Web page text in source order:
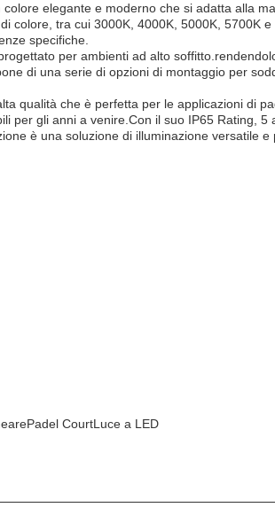
elegante e moderno che si adatta alla
colore, tra cui 3000K, 4000K, 5000K, 5700K
specifiche.
per ambienti ad alto
di una serie di opzioni di montaggio per
qualità che è perfetta per le applicazioni di
per gli anni a venire.Con il suo IP65 Rating, 5
è una soluzione di illuminazione versatile e
Padel CourtLuce a LED